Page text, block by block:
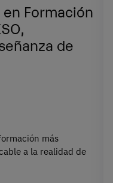
Formación
de
más
a la realidad de